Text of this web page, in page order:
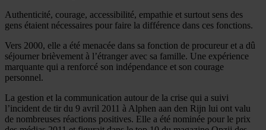
Authenticité, courage, accessibilité, empathie et surtout sens des
gens étaient nécessaires pour faire la différence dans ces fonctions.
Vers 2000, elle a été menacée dans sa fonction de procureur et a dû
séjourner brièvement à l’étranger avec sa famille. Une expérience
marquante qui a renforcé son indépendance et son courage
personnel.
La gestion et la communication autour de la crise qui a suivi
l’incident de tir du 9 avril 2011 à Alphen aan den Rijn lui ont valu
de nombreuses réactions positives. Elle a été nominée pour le prix